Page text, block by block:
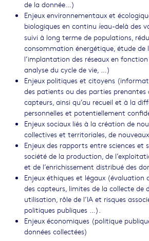
de la donnée…)
Enjeux environnementaux et
biologiques en continu ieau-delà des
suivi à long terme de populations,
consommation énergétique, étude de
l’implantation des réseaux en fonction
analyse du cycle de vie, …)
Enjeux politiques et citoyens
des patients ou des parties prenantes
capteurs, ainsi qu’au recueil et à la
personnelles et potentiellement
Enjeux sociaux liés à la création de
collectives et territoriales, de
Enjeux des rapports entre sciences et
société de la production, de
et de l’enrichissement distribué des
Enjeux éthiques et légaux (évaluation
des capteurs, limites de la collecte de
utilisation, rôle de l’IA et risques
politiques publiques …).
Enjeux économiques (politique
données collectées)